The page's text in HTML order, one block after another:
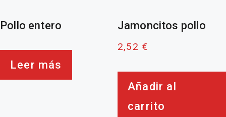
Pollo entero
Leer más
Jamoncitos pollo
2,52 €
Añadir al
carrito